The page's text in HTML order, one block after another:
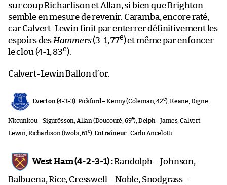
sur coup Richarlison et Allan, si bien que Brighton
semble en mesure de revenir. Caramba, encore raté,
car Calvert-Lewin finit par enterrer définitivement les
espoirs des Hammers(3-1, 77e) et même par enfoncer
le clou (4-1, 83e).
Calvert-Lewin Ballon d’or.
Everton (4-3-3) :Pickford – Kenny (Coleman, 42e), Keane, Digne,
Nkounkou – Sigurðsson, Allan (Doucouré, 69e), Delph – James, Calvert-
Lewin, Richarlison (Iwobi, 61e).Entraîneur :Carlo Ancelotti.
West Ham (4-2-3-1) :Randolph – Johnson,
Balbuena, Rice, Cresswell – Noble, Snodgrass –